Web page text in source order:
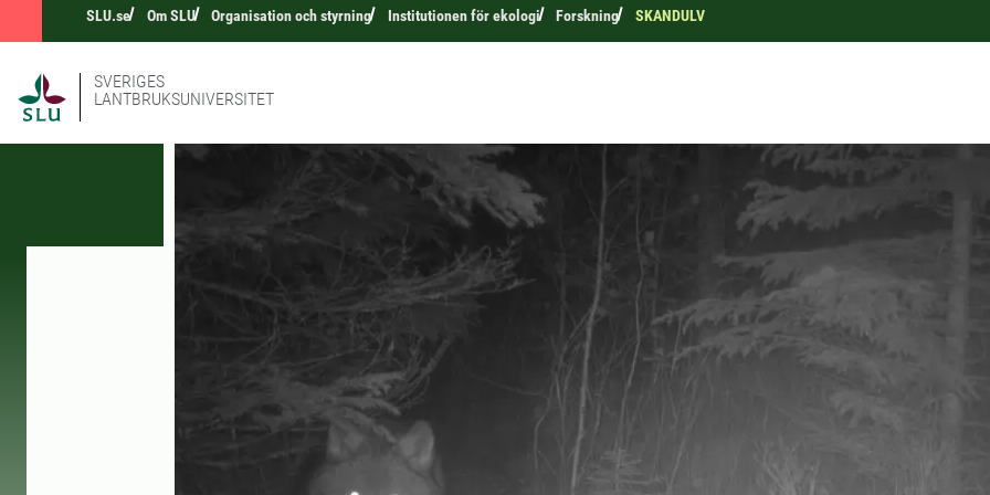
SLU.se Om SLU Organisation och styrning Institutionen för ekologi Forskning SKANDULV
SVERIGES
LANTBRUKSUNIVERSITET